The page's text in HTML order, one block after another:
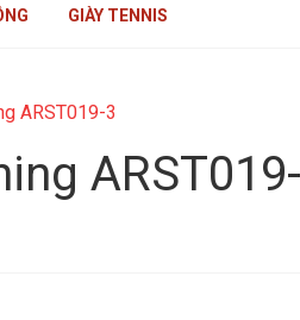
GIÀY TENNIS
ARST019-3